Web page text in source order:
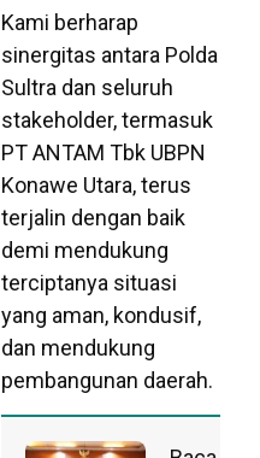
Kami berharap
sinergitas antara Polda
Sultra dan seluruh
stakeholder, termasuk
PT ANTAM Tbk UBPN
Konawe Utara, terus
terjalin dengan baik
demi mendukung
terciptanya situasi
yang aman, kondusif,
dan mendukung
pembangunan daerah.